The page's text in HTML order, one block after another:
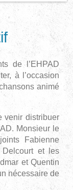
de l’EHPAD
à l’occasion
animé
venir distribuer
Monsieur le
Fabienne
Delcourt et les
et Quentin
nécessaire de